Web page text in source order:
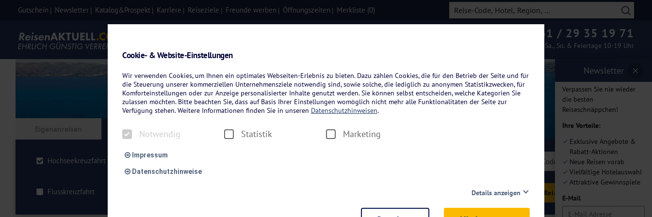
Gutschein Newsletter Katalog&Prospekt Karriere Reiseziele Freunde werben Öffnungszeiten Merkliste (0)
0261 / 29 35 19 71
Mo.-Fr. 08-19 Uhr / Sa., So. & Feiertage 10-19 Uhr
Newsletter
Verpassen Sie nie wieder
die besten
Reiseschnäppchen!
Ihre Vorteile:
Exklusive Angebote &
Rabatt-Aktionen
Neue Reisen vorab
Vielfältige Hotelauswahl
Attraktive Gewinnspiele
E-Mail
Kreuzfahrten Flugreisen
Hochseekreuzfahrt
Flusskreuzfahrt
Cookie- & Website-Einstellungen
Wir verwenden Cookies, um Ihnen ein optimales Webseiten-Erlebnis zu bieten. Dazu zählen Cookies, die für den Betrieb der Seite und für
die Steuerung unserer kommerziellen Unternehmensziele notwendig sind, sowie solche, die lediglich zu anonymen Statistikzwecken, für
Komforteinstellungen oder zur Anzeige personalisierter Inhalte genutzt werden. Sie können selbst entscheiden, welche Kategorien Sie
zulassen möchten. Bitte beachten Sie, dass auf Basis Ihrer Einstellungen womöglich nicht mehr alle Funktionalitäten der Seite zur
Verfügung stehen. Weitere Informationen finden Sie in unseren Datenschutzhinweisen.
Notwendig Statistik Marketing
Impressum
Datenschutzhinweise
Details anzeigen